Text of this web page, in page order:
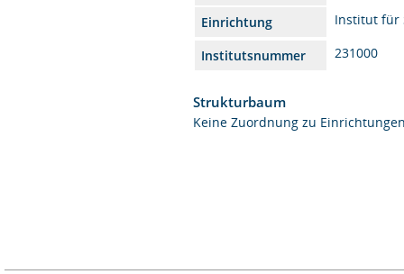
Einrichtung
Institut für
Institutsnummer 231000
Strukturbaum
Keine Zuordnung zu